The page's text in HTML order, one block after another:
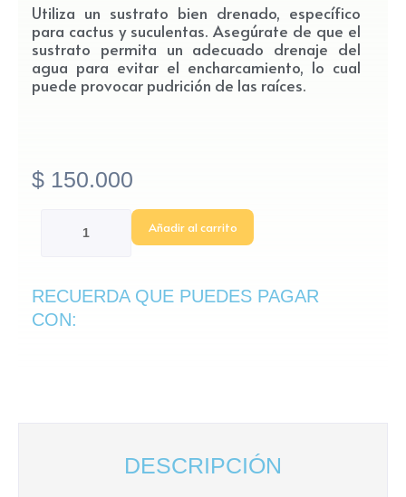
Utiliza un sustrato bien drenado, específico
para cactus y suculentas. Asegúrate de que el
sustrato permita un adecuado drenaje del
agua para evitar el encharcamiento, lo cual
puede provocar pudrición de las raíces.
$ 150.000
tornillo)
Añadir al carrito
RECUERDA QUE PUEDES PAGAR
CON:
DESCRIPCIÓN